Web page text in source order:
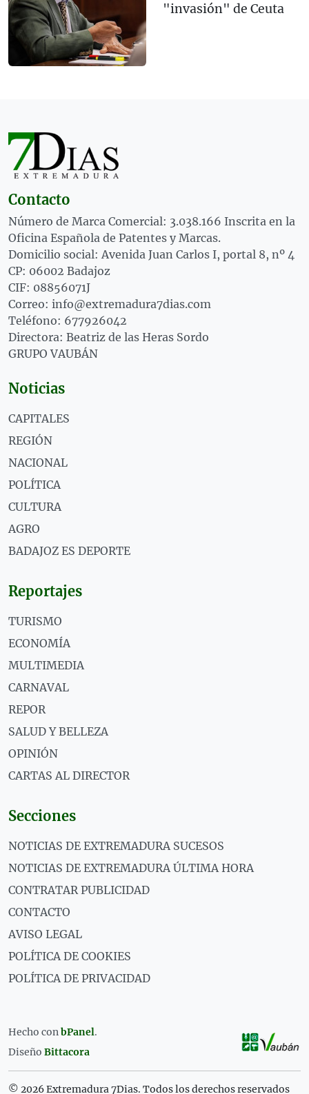
"invasión" de Ceuta
Contacto
Número de Marca Comercial: 3.038.166 Inscrita en la
Oficina Española de Patentes y Marcas.
Domicilio social: Avenida Juan Carlos I, portal 8, nº 4
CP: 06002 Badajoz
CIF: 08856071J
Correo: info@extremadura7dias.com
Teléfono: 677926042
Directora: Beatriz de las Heras Sordo
GRUPO VAUBÁN
Noticias
CAPITALES
REGIÓN
NACIONAL
POLÍTICA
CULTURA
AGRO
BADAJOZ ES DEPORTE
Reportajes
TURISMO
ECONOMÍA
MULTIMEDIA
CARNAVAL
REPOR
SALUD Y BELLEZA
OPINIÓN
CARTAS AL DIRECTOR
Secciones
NOTICIAS DE EXTREMADURA SUCESOS
NOTICIAS DE EXTREMADURA ÚLTIMA HORA
CONTRATAR PUBLICIDAD
CONTACTO
AVISO LEGAL
POLÍTICA DE COOKIES
POLÍTICA DE PRIVACIDAD
Hecho con bPanel.
Diseño Bittacora
© 2026 Extremadura 7Dias. Todos los derechos reservados